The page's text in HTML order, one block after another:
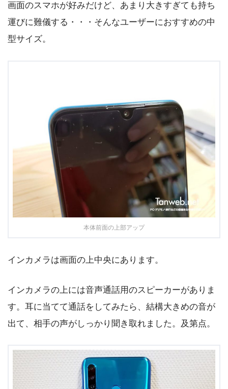
画面のスマホが好みだけど、あまり大きすぎても持ち
運びに難儀する・・・そんなユーザーにおすすめの中
型サイズ。
本体前面の上部アップ
インカメラは画面の上中央にあります。
インカメラの上には音声通話用のスピーカーがありま
す。耳に当てて通話をしてみたら、結構大きめの音が
出て、相手の声がしっかり聞き取れました。及第点。